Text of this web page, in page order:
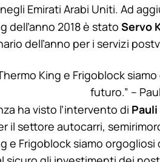
Emirati Arabi Uniti. Ad
dell’anno 2018 è stato Servo
dell’anno per i servizi
King e Frigoblock
futuro.” –
ha visto l’intervento di
il settore autocarri,
e Frigoblock siamo